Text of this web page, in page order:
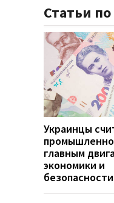
Статьи
Украинцы
главным
экономики и